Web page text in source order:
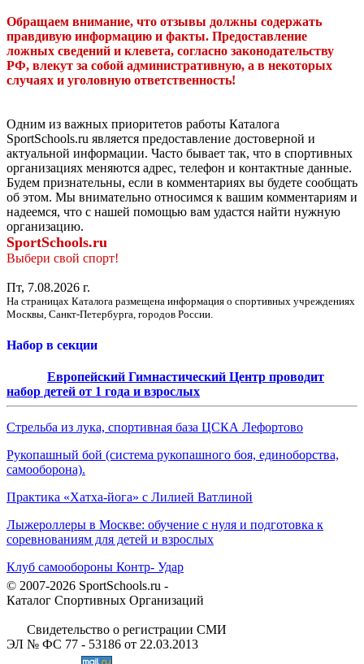
Обращаем внимание, что отзывы должны содержать
правдивую информацию и факты. Предоставление
ложных сведений и клевета, согласно законодательству
РФ, влекут за собой административную, а в некоторых
случаях и уголовную ответственность!
Одним из важных приоритетов работы Каталога
SportSchools.ru является предоставление достоверной и
актуальной информации. Часто бывает так, что в спортивных
организациях меняются адрес, телефон и контактные данные.
Будем признательны, если в комментариях вы будете сообщать
об этом. Мы внимательно относимся к вашим комментариям и
надеемся, что с нашей помощью вам удастся найти нужную
организацию.
SportSchools.ru
Выбери свой спорт!
Пт, 7.08.2026 г.
На страницах Каталога размещена информация о спортивных учреждениях
Москвы, Санкт-Петербурга, городов России.
Набор в секции
Европейский Гимнастический Центр проводит
набор детей от 1 года и взрослых
Стрельба из лука, спортивная база ЦСКА Лефортово
Рукопашный бой (система рукопашного боя, единоборства,
самооборона).
Практика «Хатха-йога» с Лилией Ватлиной
Лыжероллеры в Москве: обучение с нуля и подготовка к
соревнованиям для детей и взрослых
Клуб самообороны Контр- Удар
© 2007-2026 SportSchools.ru -
Каталог Спортивных Организаций
Свидетельство о регистрации СМИ
ЭЛ № ФС 77 - 53186 от 22.03.2013